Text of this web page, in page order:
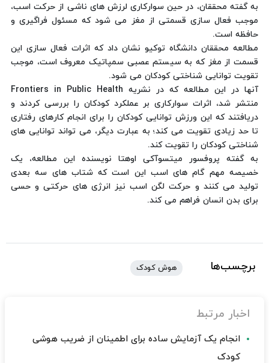
به گفته محققان، در حین سوارکاری لرزش های ناشی از حرکت اسب،
موجب فعال سازی قسمتی از مغز می شود که مسئول فراگیری و
حافظه است.
مطالعه محققان دانشگاه توکیو نشان داد که اثرات فعال سازی این
قسمت از مغز که به سیستم عصبی سمپاتیک معروف است، موجب
تقویت توانایی شناختی کودکان می شود.
آنها در این مطالعه که در نشریه Frontiers in Public Health
منتشر شد، اثرات سوارکاری بر عملکرد کودکان را بررسی کردند و
دریافتند که این ورزش توانایی کودکان را برای انجام کارهای رفتاری
تا حد زیادی تقویت می کند؛ به عبارت دیگر، می تواند توانایی های
شناختی کودکان را تقویت کند.
به گفته پروفسور میتسوآکی اوهتا نویسنده این مطالعه، یک
خصیصه مهم گام های اسب این است که شتاب های سه بعدی
تولید می کنند و حرکت لگن اسب نیز انرژی های حرکتی و حسی
برای بدن انسان فراهم می کند.
برچسب‌ها هوش کودک
اخبار مرتبط
انجام یک آزمایش ساده برای اطمینان از ضریب هوشی
کودک